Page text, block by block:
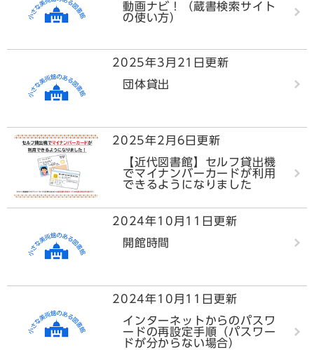
動画ナビ！（蔵書検索サイト
の使い方）
2025年3月21日更新
団体貸出
2025年2月6日更新
【近代図書館】セルフ貸出機
でマイナンバーカードが利用
できるようになりました
2024年10月11日更新
開館時間
2024年10月11日更新
インターネットからのパスワ
ードの再設定手順（パスワー
ドが分からない場合）